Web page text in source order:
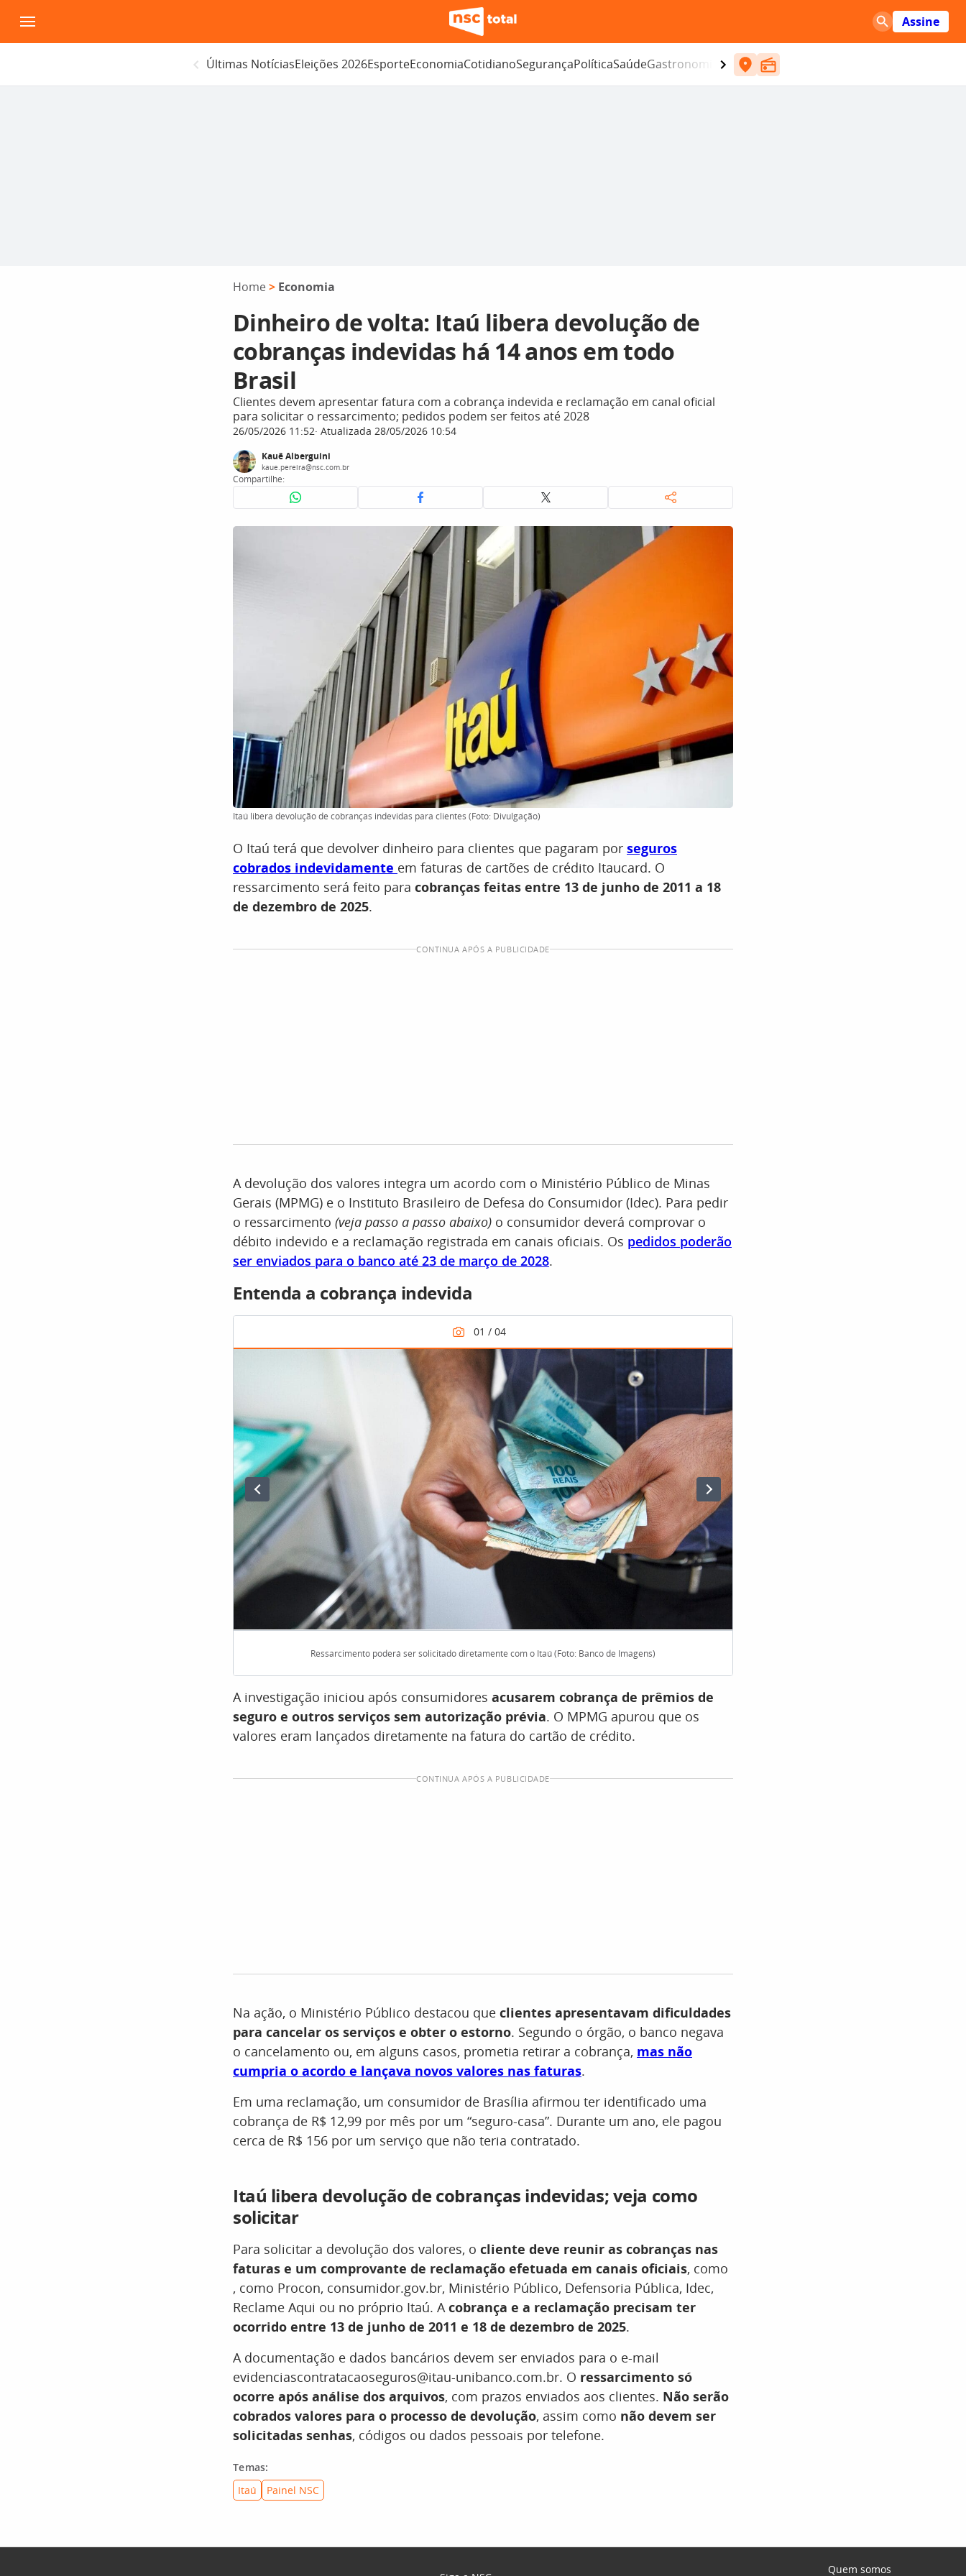
para
o
Assine
Últimas NotíciasEleições 2026EsporteEconomiaCotidianoSegurançaPolíticaSaúdeGastronomia Entretenimento
Home > Economia
Dinheiro de volta: Itaú libera devolução de
cobranças indevidas há 14 anos em todo
Brasil
Clientes devem apresentar fatura com a cobrança indevida e reclamação em canal oficial
para solicitar o ressarcimento; pedidos podem ser feitos até 2028
26/05/2026 11:52 Atualizada 28/05/2026 10:54
Kauê Alberguini
kaue.pereira@nsc.com.br
Compartilhe:
Itaú libera devolução de cobranças indevidas para clientes (Foto: Divulgação)
O Itaú terá que devolver dinheiro para clientes que pagaram por seguros
cobrados indevidamente em faturas de cartões de crédito Itaucard. O
ressarcimento será feito para cobranças feitas entre 13 de junho de 2011 a 18
de dezembro de 2025.
CONTINUA APÓS A PUBLICIDADE
A devolução dos valores integra um acordo com o Ministério Público de Minas
Gerais (MPMG) e o Instituto Brasileiro de Defesa do Consumidor (Idec). Para pedir
o ressarcimento (veja passo a passo abaixo) o consumidor deverá comprovar o
débito indevido e a reclamação registrada em canais oficiais. Os pedidos poderão
ser enviados para o banco até 23 de março de 2028.
Entenda a cobrança indevida
Ressarcimento poderá ser solicitado diretamente com o Itaú (Foto: Banco de Imagens)
A investigação iniciou após consumidores acusarem cobrança de prêmios de
seguro e outros serviços sem autorização prévia. O MPMG apurou que os
valores eram lançados diretamente na fatura do cartão de crédito.
CONTINUA APÓS A PUBLICIDADE
Na ação, o Ministério Público destacou que clientes apresentavam dificuldades
para cancelar os serviços e obter o estorno. Segundo o órgão, o banco negava
o cancelamento ou, em alguns casos, prometia retirar a cobrança, mas não
cumpria o acordo e lançava novos valores nas faturas.
Em uma reclamação, um consumidor de Brasília afirmou ter identificado uma
cobrança de R$ 12,99 por mês por um “seguro-casa”. Durante um ano, ele pagou
cerca de R$ 156 por um serviço que não teria contratado.
Itaú libera devolução de cobranças indevidas; veja como
solicitar
Para solicitar a devolução dos valores, o cliente deve reunir as cobranças nas
faturas e um comprovante de reclamação efetuada em canais oficiais, como
, como Procon, consumidor.gov.br, Ministério Público, Defensoria Pública, Idec,
Reclame Aqui ou no próprio Itaú. Acobrança e a reclamação precisam ter
ocorrido entre 13 de junho de 2011 e 18 de dezembro de 2025.
A documentação e dados bancários devem ser enviados para o e-mail
evidenciascontratacaoseguros@itau-unibanco.com.br. O ressarcimento só
ocorre após análise dos arquivos, com prazos enviados aos clientes. Não serão
cobrados valores para o processo de devolução, assim como não devem ser
solicitadas senhas, códigos ou dados pessoais por telefone.
Temas:
Itaú
Painel NSC
Quem somos